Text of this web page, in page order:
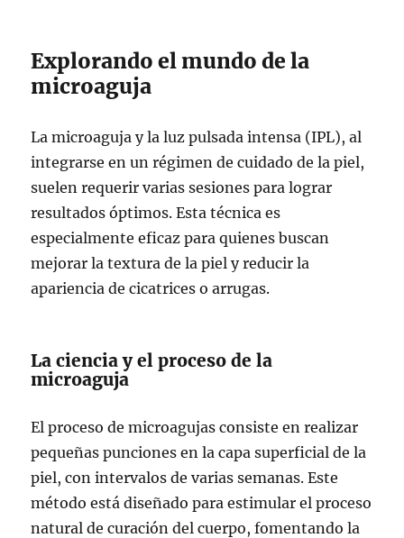
Explorando el mundo de la
microaguja
La microaguja y la luz pulsada intensa (IPL), al
integrarse en un régimen de cuidado de la piel,
suelen requerir varias sesiones para lograr
resultados óptimos. Esta técnica es
especialmente eficaz para quienes buscan
mejorar la textura de la piel y reducir la
apariencia de cicatrices o arrugas.
La ciencia y el proceso de la
microaguja
El proceso de microagujas consiste en realizar
pequeñas punciones en la capa superficial de la
piel, con intervalos de varias semanas. Este
método está diseñado para estimular el proceso
natural de curación del cuerpo, fomentando la